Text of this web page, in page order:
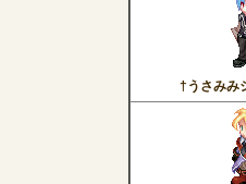
†うさみみ